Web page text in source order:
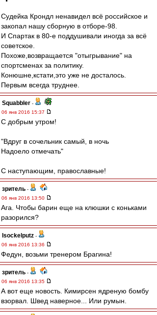
Судейка Крондл ненавидел всё российское и
закопал нашу сборную в отборе-98.
И Спартак в 80-е поддушивали иногда за всё
советское.
Похоже,возвращается "отыгрывание" на
спортсменах за политику.
Конюшне,кстати,это уже не досталось.
Первым всегда труднее.
Squabbler -
06 янв 2016 15:37
С добрым утром!
"Вдруг в сочельник самый, в ночь
Надоело отмечать"
С наступающим, православные!
зpитель -
06 янв 2016 13:50
Ага. Чтобы барин еще на клюшки с коньками
разорился?
Isockelputz -
06 янв 2016 13:36
Федун, возьми тренером Брагина!
зpитель -
06 янв 2016 13:35
А вот еще новость. Кимирсен ядреную бомбу
взорвал. Швед наверное... Или румын.